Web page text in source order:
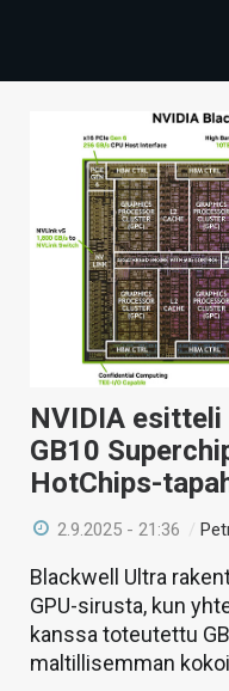
TECHBBS
KAUPPA
VAIHDA TEEMA
HAKU
NVIDIA
GB10
HotChips-
2.9.2025 - 21:36 /
Blackwell Ultra
GPU-sirusta, kun
kanssa toteutettu
maltillisemman